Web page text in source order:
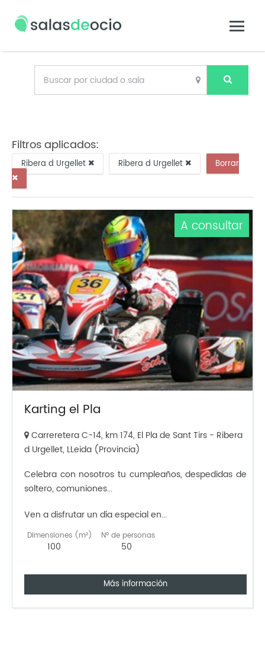
Filtros aplicados:
Ribera d Urgellet Ribera d Urgellet Borrar
Karting el Pla
A consultar
Carreretera C-14, km 174, El Pla de Sant Tirs - Ribera
d Urgellet, LLeida (Provincia)
Celebra con nosotros tu cumpleaños, despedidas de
soltero, comuniones...
Ven a disfrutar un día especial en...
Dimensiones (m²)
100
Nº de personas
50
Más información